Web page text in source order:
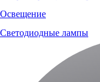
Освещение
Светодиодные лампы